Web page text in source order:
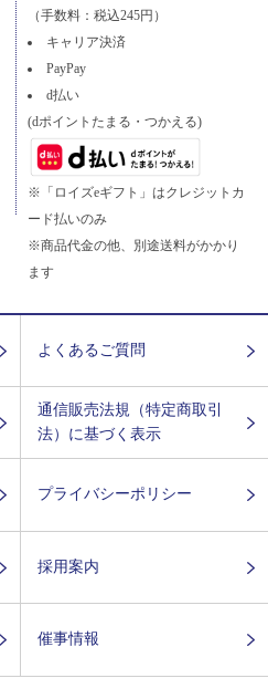
（手数料：税込245円）
キャリア決済
PayPay
d払い
(dポイントたまる・つかえる)
※「ロイズeギフト」はクレジットカ
ード払いのみ
※商品代金の他、別途送料がかかり
ます
よくあるご質問
通信販売法規（特定商取引
法）に基づく表示
プライバシーポリシー
採用案内
催事情報